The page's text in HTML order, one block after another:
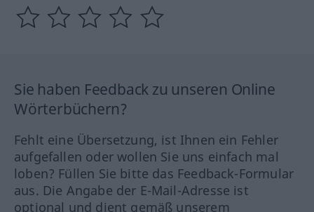
Sie haben Feedback zu unseren Online
Wörterbüchern?
Fehlt eine Übersetzung, ist Ihnen ein Fehler
aufgefallen oder wollen Sie uns einfach mal
loben? Füllen Sie bitte das Feedback-Formular
aus. Die Angabe der E-Mail-Adresse ist
optional und dient gemäß unserem